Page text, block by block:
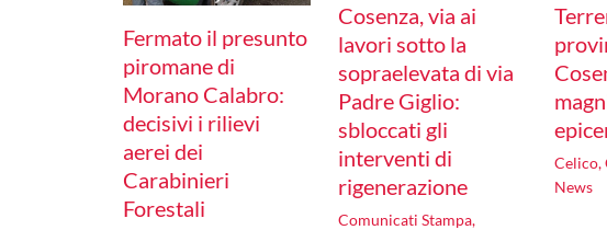
Fermato il presunto
piromane di
Morano Calabro:
decisivi i rilievi
aerei dei
Carabinieri
Forestali
Cosenza, via ai
lavori sotto la
sopraelevata di via
Padre Giglio:
sbloccati gli
interventi di
rigenerazione
Comunicati Stampa,
Celico,
News